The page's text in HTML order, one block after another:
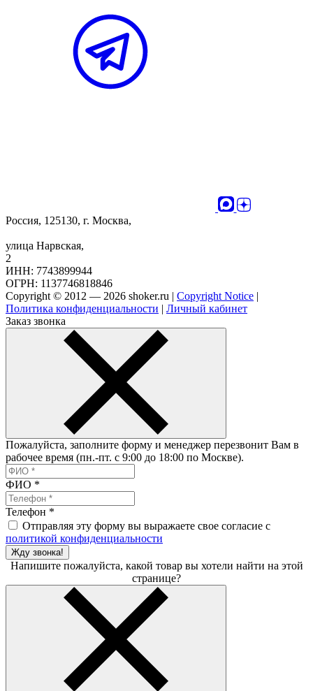
Россия, 125130, г. Москва,
улица Нарвская,
2
ИНН: 7743899944
ОГРН: 1137746818846
Copyright © 2012 — 2026 shoker.ru | Copyright Notice |
Политика конфиденциальности | Личный кабинет
Заказ звонка
Пожалуйста, заполните форму и менеджер перезвонит Вам в
рабочее время (пн.-пт. с 9:00 до 18:00 по Москве).
ФИО *
Телефон *
Отправляя эту форму вы выражаете свое согласие с
политикой конфиденциальности
Жду звонка!
Напишите пожалуйста, какой товар вы хотели найти на этой
странице?